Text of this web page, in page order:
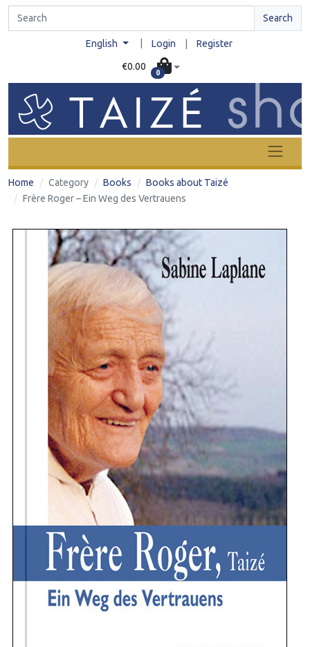
Search
English Login Register
€0.00
0
Home Category Books
Books about Taizé
Frère Roger – Ein Weg des Vertrauens